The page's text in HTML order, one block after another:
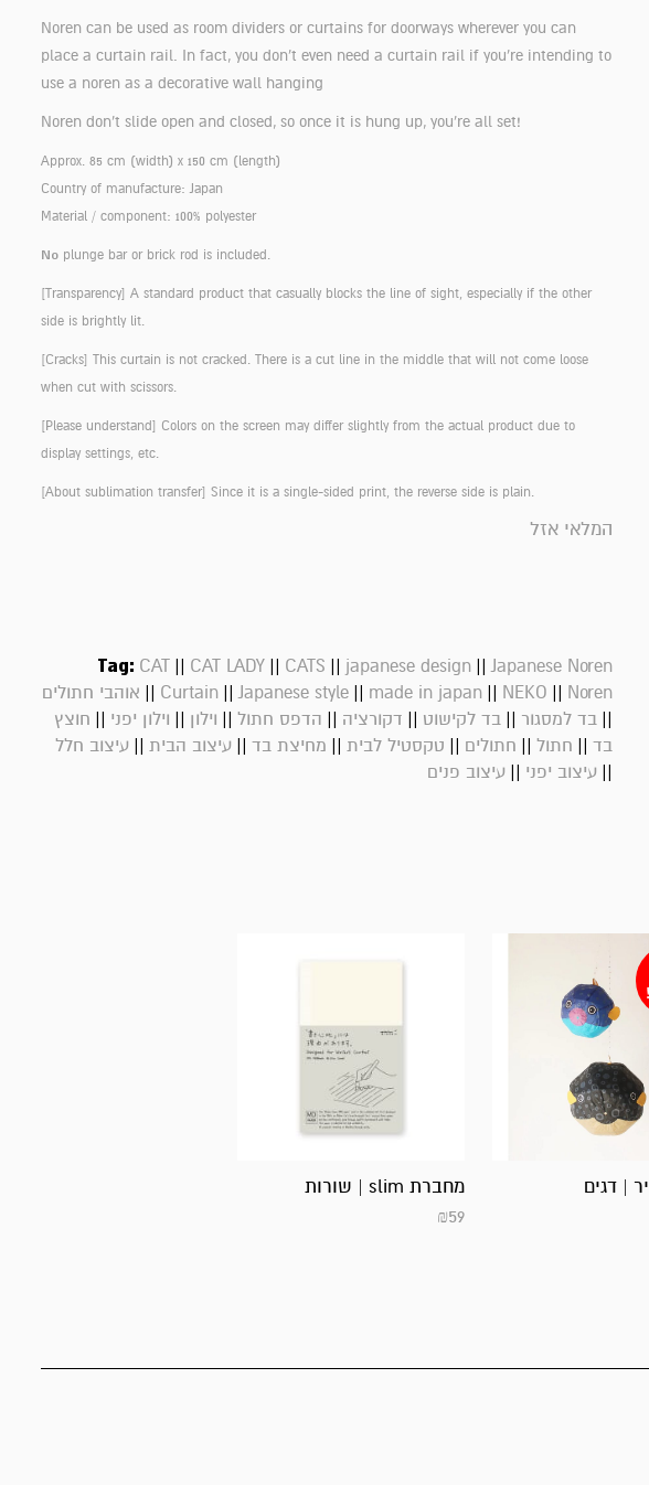
Noren can be used as room dividers or curtains for doorways wherever you can
place a curtain rail. In fact, you don’t even need a curtain rail if you’re intending to
use a noren as a decorative wall hanging
Noren don’t slide open and closed, so once it is hung up, you’re all set!
Approx. 85 cm (width) x 150 cm (length)
Country of manufacture: Japan
Material / component: 100% polyester
No plunge bar or brick rod is included.
[Transparency] A standard product that casually blocks the line of sight, especially if the other
side is brightly lit.
[Cracks] This curtain is not cracked. There is a cut line in the middle that will not come loose
when cut with scissors.
[Please understand] Colors on the screen may differ slightly from the actual product due to
display settings, etc.
[About sublimation transfer] Since it is a single-sided print, the reverse side is plain.
המלאי אזל
Tag: CAT|| CAT LADY|| CATS || japanese design||Japanese Noren
Curtain||Japanese style|| made in japan|| NEKO || Noren
|| אוהבי חתולים
||בד למסגור ||בד לקישוט || דקורציה || הדפס חתול || וילון || וילון יפני || חוצץ
בד || חתול || חתולים || טקסטיל לבית || מחיצת בד ||עיצוב הבית ||עיצוב חלל
||עיצוב יפני ||עיצוב פנים
מחברת slim | שורות
₪59